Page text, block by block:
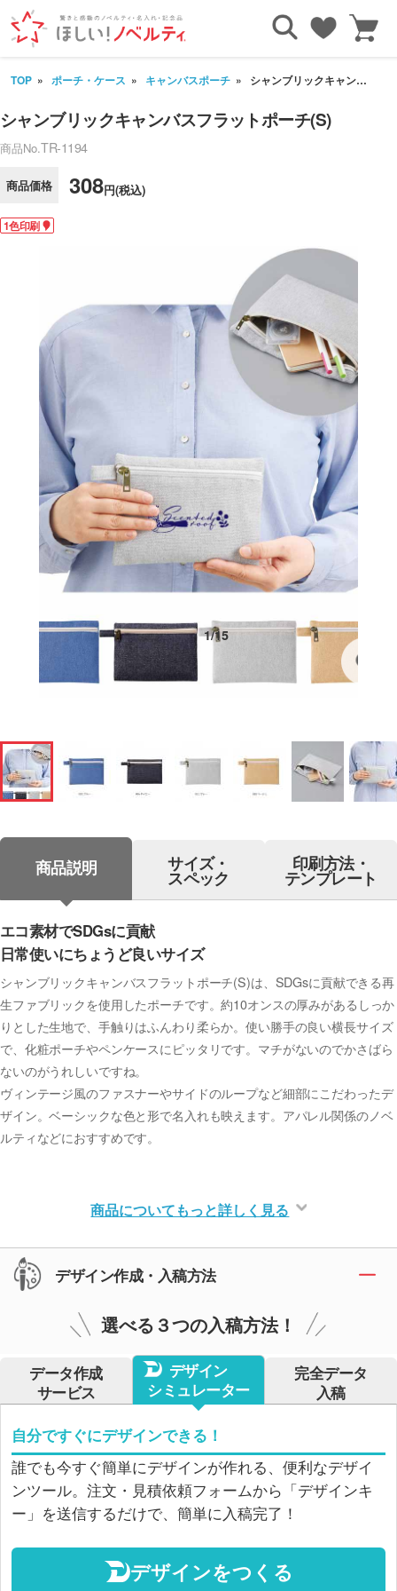
TOP ポーチ・ケース キャンバスポーチ シャンブリックキャンバスフラットポーチ(S)
シャンブリックキャンバスフラットポーチ(S)
商品No.TR-1194
商品価格 308円(税込)
1色印刷
1/15
商品説明 サイズ・
スペック
印刷方法・
テンプレート
エコ素材でSDGsに貢献
日常使いにちょうど良いサイズ
シャンブリックキャンバスフラットポーチ(S)は、SDGsに貢献できる再
生ファブリックを使用したポーチです。約10オンスの厚みがあるしっか
りとした生地で、手触りはふんわり柔らか。使い勝手の良い横長サイズ
で、化粧ポーチやペンケースにピッタリです。マチがないのでかさばら
ないのがうれしいですね。
ヴィンテージ風のファスナーやサイドのループなど細部にこだわったデ
ザイン。ベーシックな色と形で名入れも映えます。アパレル関係のノベ
ルティなどにおすすめです。
商品についてもっと詳しく見る
デザイン作成・入稿方法
選べる３つの入稿方法！
データ作成
サービス
デザイン
シミュレーター
完全データ
入稿
自分ですぐにデザインできる！
誰でも今すぐ簡単にデザインが作れる、便利なデザイ
ンツール。注文・見積依頼フォームから「デザインキ
ー」を送信するだけで、簡単に入稿完了！
デザインをつくる